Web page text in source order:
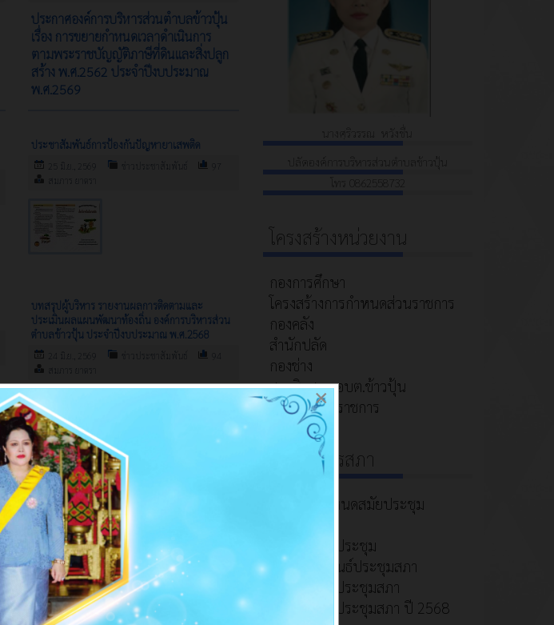
ประกาศองค์การบริหารส่วนตำบลข้าวปุ้น
เรื่อง การขยายกำหนดเวลาดำเนินการ
ตามพระราชบัญญัติภาษีที่ดินและสิ่งปลูก
สร้าง พ.ศ.2562 ประจำปีงบประมาณ
พ.ศ.2569
ประชาสัมพันธ์การป้องกันปัญหายาเสพติด
25 มิ.ย., 2569 ข่าวประชาสัมพันธ์
สมภาร ยาตรา
บทสรุปผู้บริหาร รายงานผลการติดตามและ
ประเมินผลแผนพัฒนาท้องถิ่น องค์การบริหารส่วน
ตำบลข้าวปุ้น ประจำปีงบประมาณ พ.ศ.2568
24 มิ.ย., 2569 ข่าวประชาสัมพันธ์
สมภาร ยาตรา
รายงานการประชุมสภา ปี 2568
14 พ.ค., 2569
ข่าวประชาสัมพันธ์
165
สมภาร ยาตรา
นางศฺริวรรณ หวังชื่น
ปลัดองค์การบริหารส่วนตำบลข้าวปุ้น
โทร 0862558732
โครงสร้างหน่วยงาน
กองการศึกษา
โครงสร้างการกำหนดส่วนราชการ
กองคลัง
สำนักปลัด
กองช่าง
สมาชิกสภา อบต.ข้าวปุ้น
หัวหน้าส่วนราชการ
ข่าวกิจการสภา
ประกาศกำหนดสมัยประชุม
รายงานการประชุม
ประชาสัมพันธ์ประชุมสภา
รายงานการประชุมสภา
รายงานการประชุมสภา ปี 2568
×